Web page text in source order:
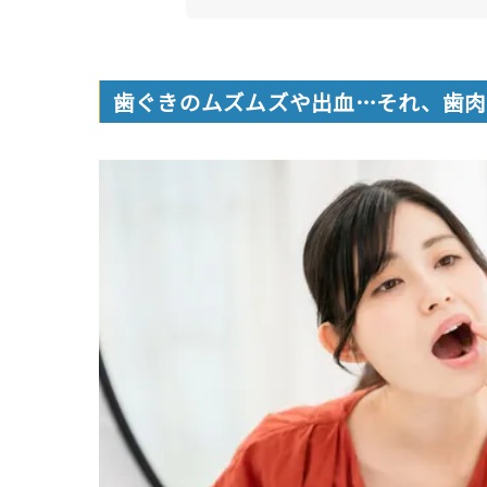
歯ぐきのムズムズや出血…それ、歯